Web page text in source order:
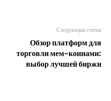
Следующая статья
Обзор платформ для
торговли мем-коинами:
выбор лучшей биржи